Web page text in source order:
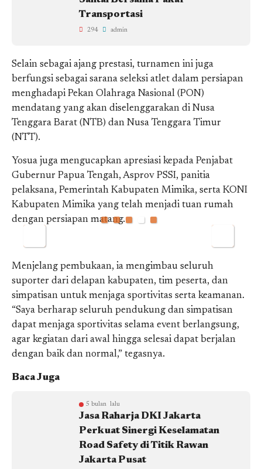
Transportasi
294 admin
Selain sebagai ajang prestasi, turnamen ini juga
berfungsi sebagai sarana seleksi atlet dalam persiapan
menghadapi Pekan Olahraga Nasional (PON)
mendatang yang akan diselenggarakan di Nusa
Tenggara Barat (NTB) dan Nusa Tenggara Timur
(NTT).
Yosua juga mengucapkan apresiasi kepada Penjabat
Gubernur Papua Tengah, Asprov PSSI, panitia
pelaksana, Pemerintah Kabupaten Mimika, serta KONI
Kabupaten Mimika yang telah menjadi tuan rumah
dengan persiapan matang.
Menjelang pembukaan, ia mengimbau seluruh
suporter dari delapan kabupaten, tim peserta, dan
simpatisan untuk menjaga sportivitas serta keamanan.
“Saya berharap seluruh pendukung dan simpatisan
dapat menjaga sportivitas selama event berlangsung,
agar kegiatan dari awal hingga selesai dapat berjalan
dengan baik dan normal,” tegasnya.
Baca Juga
5 bulan lalu
Jasa Raharja DKI Jakarta
Perkuat Sinergi Keselamatan
Road Safety di Titik Rawan
Jakarta Pusat